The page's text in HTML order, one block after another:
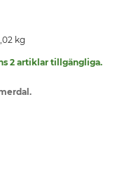
kg
2 artiklar tillgängliga.